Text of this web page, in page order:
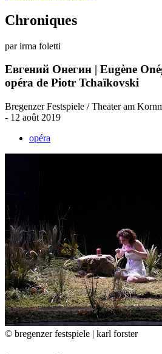
Chroniques
par irma foletti
Евгений Онегин | Eugène
opéra de Piotr Tchaïkovski
Bregenzer Festspiele / Theater am
- 12 août 2019
opéra
© bregenzer festspiele | karl forster